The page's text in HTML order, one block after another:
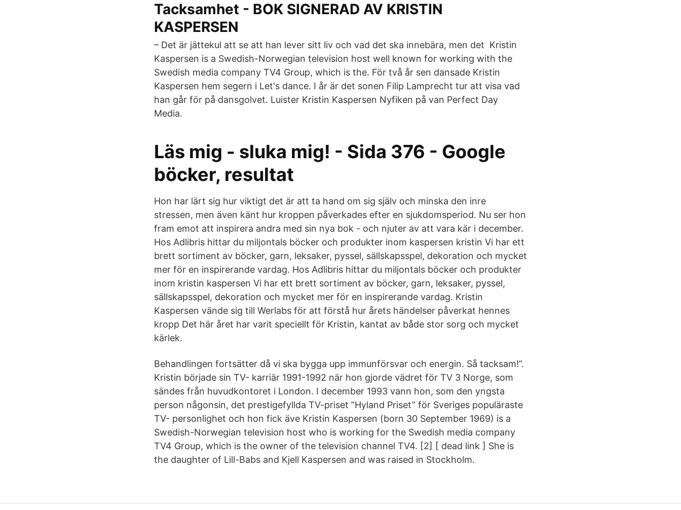
Tacksamhet - BOK SIGNERAD AV KRISTIN
KASPERSEN
– Det är jättekul att se att han lever sitt liv och vad det ska innebära, men det Kristin
Kaspersen is a Swedish-Norwegian television host well known for working with the
Swedish media company TV4 Group, which is the. För två år sen dansade Kristin
Kaspersen hem segern i Let's dance. I år är det sonen Filip Lamprecht tur att visa vad
han går för på dansgolvet. Luister Kristin Kaspersen Nyfiken på van Perfect Day
Media.
Läs mig - sluka mig! - Sida 376 - Google
böcker, resultat
Hon har lärt sig hur viktigt det är att ta hand om sig själv och minska den inre
stressen, men även känt hur kroppen påverkades efter en sjukdomsperiod. Nu ser hon
fram emot att inspirera andra med sin nya bok - och njuter av att vara kär i december.
Hos Adlibris hittar du miljontals böcker och produkter inom kaspersen kristin Vi har ett
brett sortiment av böcker, garn, leksaker, pyssel, sällskapsspel, dekoration och mycket
mer för en inspirerande vardag. Hos Adlibris hittar du miljontals böcker och produkter
inom kristin kaspersen Vi har ett brett sortiment av böcker, garn, leksaker, pyssel,
sällskapsspel, dekoration och mycket mer för en inspirerande vardag. Kristin
Kaspersen vände sig till Werlabs för att förstå hur årets händelser påverkat hennes
kropp Det här året har varit speciellt för Kristin, kantat av både stor sorg och mycket
kärlek.
Behandlingen fortsätter då vi ska bygga upp immunförsvar och energin. Så tacksam!”.
Kristin började sin TV- karriär 1991-1992 när hon gjorde vädret för TV 3 Norge, som
sändes från huvudkontoret i London. I december 1993 vann hon, som den yngsta
person någonsin, det prestigefyllda TV-priset ”Hyland Priset” för Sveriges populäraste
TV- personlighet och hon fick äve Kristin Kaspersen (born 30 September 1969) is a
Swedish-Norwegian television host who is working for the Swedish media company
TV4 Group, which is the owner of the television channel TV4. [2] [ dead link ] She is
the daughter of Lill-Babs and Kjell Kaspersen and was raised in Stockholm.